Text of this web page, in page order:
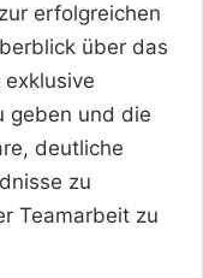
erfolgreichen
über das
geben und die
deutliche
zu
Teamarbeit zu